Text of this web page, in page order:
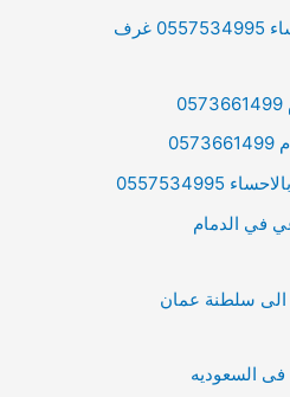
جلسات حدائق بالاحساء 0557534995 غرف
في الدمام
الى سلطنة عمان
السعوديه